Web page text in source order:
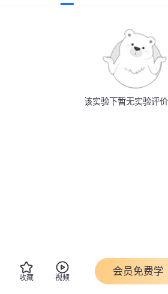
该实验下暂无实验评价
收藏 视频
会员免费学